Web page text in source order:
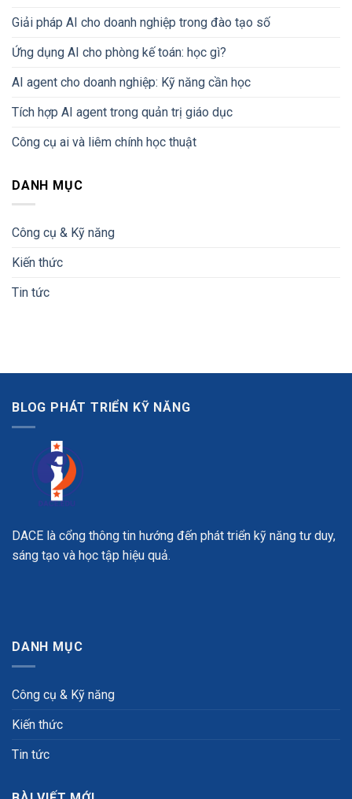
Giải pháp AI cho doanh nghiệp trong đào tạo số
Ứng dụng AI cho phòng kế toán: học gì?
AI agent cho doanh nghiệp: Kỹ năng cần học
Tích hợp AI agent trong quản trị giáo dục
Công cụ ai và liêm chính học thuật
DANH MỤC
Công cụ & Kỹ năng
Kiến thức
Tin tức
BLOG PHÁT TRIỂN KỸ NĂNG
DACE là cổng thông tin hướng đến phát triển kỹ năng tư duy,
sáng tạo và học tập hiệu quả.
DANH MỤC
Công cụ & Kỹ năng
Kiến thức
Tin tức